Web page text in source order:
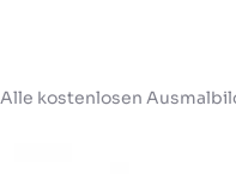
Alle kostenlosen